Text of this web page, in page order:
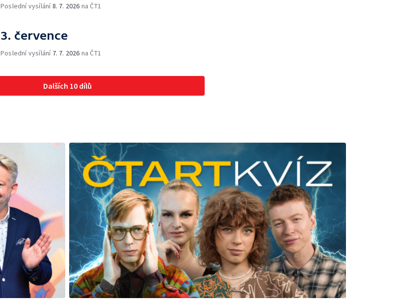
Poslední vysílání8. 7. 2026 na ČT1
3. července
Poslední vysílání 7. 7. 2026 na ČT1
Dalších 10 dílů